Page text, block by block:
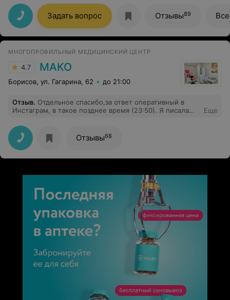
отношение к каждому.Отделению реанимации.Все
сотрудники отзывчивы и ответственно относятся к
своей работе.Отдельное спасибо хочется сказать
заведующей отделением Елене
Александровне,замечательный специалист и просто
Владимировне,заведующей 2-й гинекологии.Когда во
главе отделений такие замечательные
специалисты,пациенты в надежных руках.
Задать вопрос Отзывы89
МНОГОПРОФИЛЬНЫЙ МЕДИЦИНСКИЙ ЦЕНТР
4.7 МАКО
Борисов, ул. Гагарина, 62 до 21:00
Отзыв. Отдельное спасибо,за ответ оперативный в
Инстаграм, в такое позднее время (23:50). Я писала
огромные молодцы .. спасибо,ещё раз.
Еще
Отзывы68